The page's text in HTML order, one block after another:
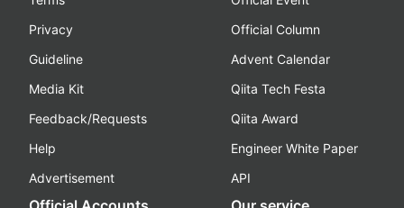
Privacy
Guideline
Media Kit
Feedback/Requests
Help
Advertisement
Official Column
Advent Calendar
Qiita Tech Festa
Qiita Award
Engineer White Paper
API